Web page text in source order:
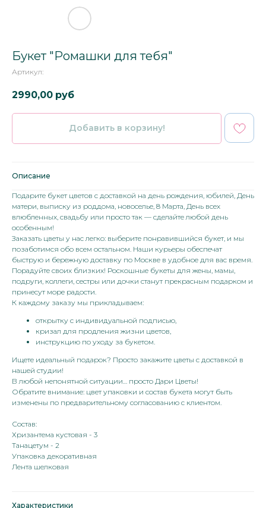
Букет "Ромашки для тебя"
Артикул:
2990,00 руб
Добавить в корзину!
Описание
Подарите букет цветов с доставкой на день рождения, юбилей, День
матери, выписку из роддома, новоселье, 8 Марта, День всех
влюбленных, свадьбу или просто так — сделайте любой день
особенным!
Заказать цветы у нас легко: выберите понравившийся букет, и мы
позаботимся обо всем остальном. Наши курьеры обеспечат
быструю и бережную доставку по Москве в удобное для вас время.
Порадуйте своих близких! Роскошные букеты для жены, мамы,
подруги, коллеги, сестры или дочки станут прекрасным подарком и
принесут море радости.
К каждому заказу мы прикладываем:
открытку с индивидуальной подписью,
кризал для продления жизни цветов,
инструкцию по уходу за букетом.
Ищете идеальный подарок? Просто закажите цветы с доставкой в
нашей студии!
В любой непонятной ситуации… просто Дари Цветы!
Обратите внимание: цвет упаковки и состав букета могут быть
изменены по предварительному согласованию с клиентом.
Состав:
Хризантема кустовая - 3
Танацетум - 2
Упаковка декоративная
Лента шелковая
Характеристики